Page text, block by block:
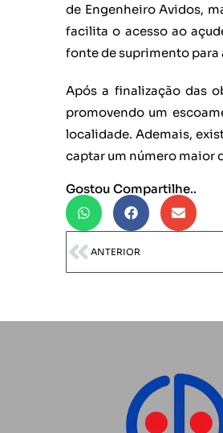
de Engenheiro Avidos,
facilita o acesso ao
fonte de suprimento para
Após a finalização das
promovendo um
localidade. Ademais,
captar um número maior
Gostou Compartilhe..
ANTERIOR